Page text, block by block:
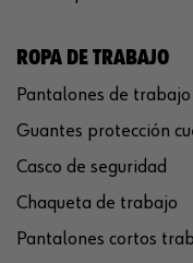
ROPA DE TRABAJO
Pantalones de trabajo
Guantes protección
Casco de seguridad
Chaqueta de trabajo
Pantalones cortos